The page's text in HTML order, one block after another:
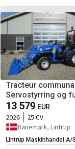
Tracteur
Servostyrring og
13 579 EUR
2026
25 CV
Danemark, Lintrup
Lintrup Maskinhandel A/